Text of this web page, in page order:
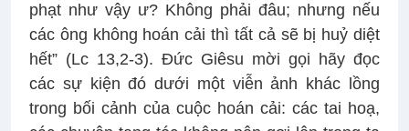
phạt như vậy ư? Không phải đâu; nhưng nếu
các ông không hoán cải thì tất cả sẽ bị huỷ diệt
hết” (Lc 13,2-3). Đức Giêsu mời gọi hãy đọc
các sự kiện đó dưới một viễn ảnh khác lồng
trong bối cảnh của cuộc hoán cải: các tai hoạ,